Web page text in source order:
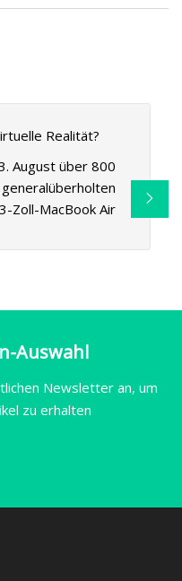
Realität?
August über 800
Zoll-MacBook Air
Auswahl
Newsletter an, um
zu erhalten